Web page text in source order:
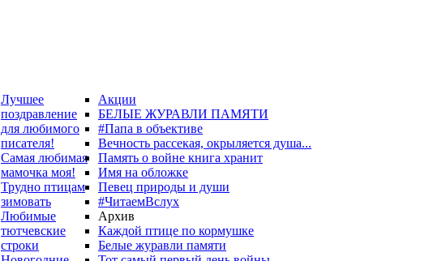
Лучшее
поздравление
для любимого
писателя!
Самая любимая
мамочка моя!
Трудно птицам
зимовать
Любимые
тютчевские
строки
Акции
БЕЛЫЕ ЖУРАВЛИ ПАМЯТИ
#Папа в объективе
Вечность рассекая, окрыляется душа...
Память о войне книга хранит
Имя на обложке
Певец природы и души
#ЧитаемВслух
Архив
Каждой птице по кормушке
Белые журавли памяти